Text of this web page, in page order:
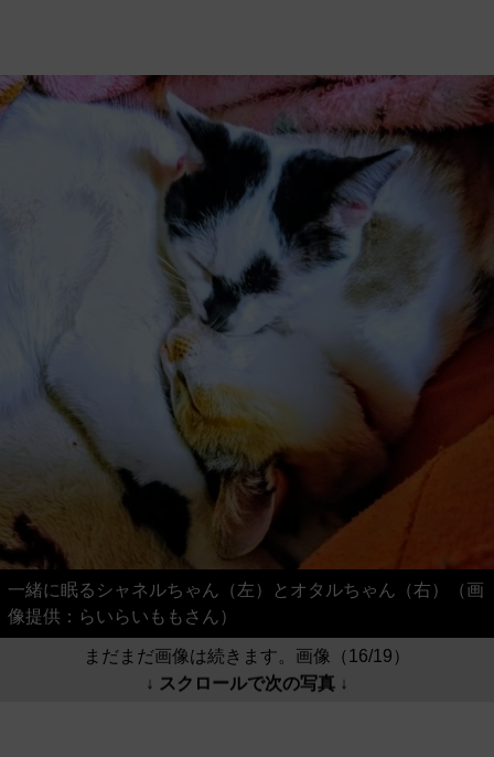
一緒に眠るシャネルちゃん（左）とオタルちゃん（右）（画
像提供：らいらいももさん）
まだまだ画像は続きます。画像（16/19）
↓ スクロールで次の写真 ↓